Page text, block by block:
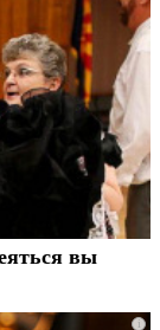
вы
i